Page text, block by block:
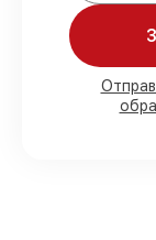
90%